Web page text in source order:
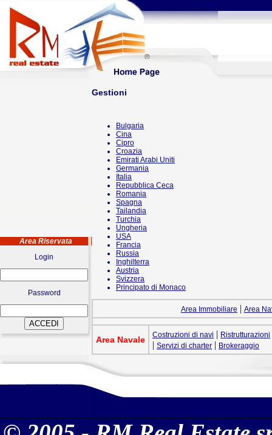
Area Riservata
Login
Password
Gestioni
Bulgaria
Cina
Cipro
Croazia
Emirati Arabi Uniti
Germania
Italia
Repubblica Ceca
Romania
Spagna
Tailandia
Turchia
Ungheria
USA
Francia
Russia
Inghilterra
Austria
Svizzera
Principato di Monaco
Area Immobiliare | Area
Area Navale Costruzioni di navi | Ristrutturazioni
| Servizi di charter | Brokeraggio